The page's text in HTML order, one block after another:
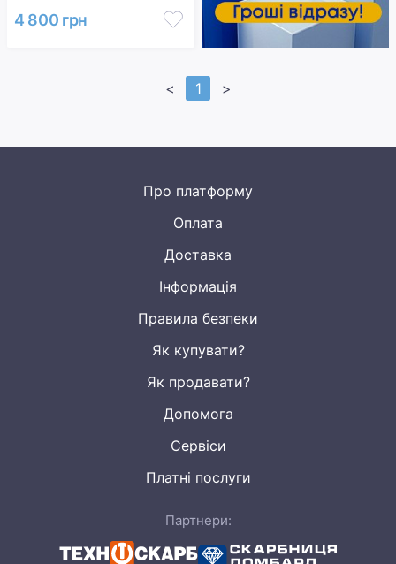
4 800 грн
< 1 >
Про платформу
Оплата
Доставка
Інформація
Правила безпеки
Як купувати?
Як продавати?
Допомога
Сервіси
Платні послуги
Партнери: